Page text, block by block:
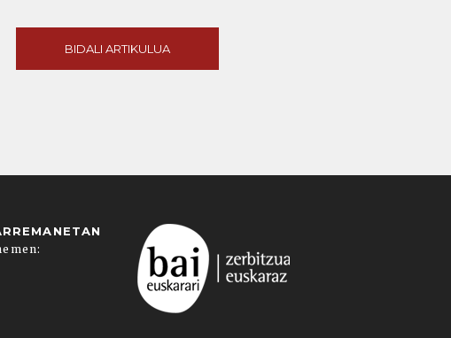
BIDALI ARTIKULUA